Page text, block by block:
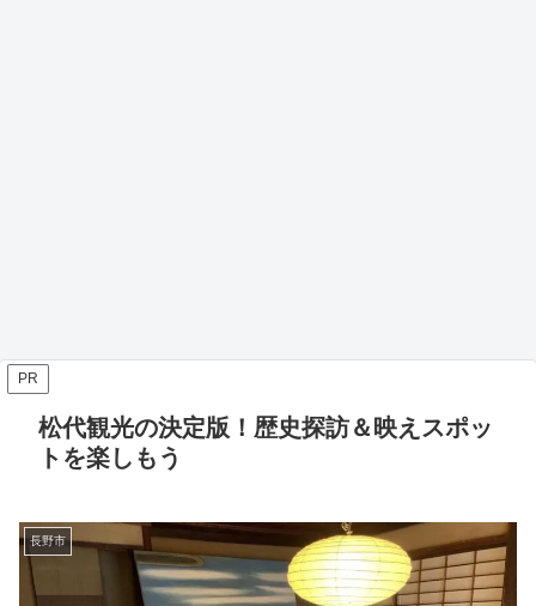
PR
松代観光の決定版！歴史探訪＆映えスポッ
トを楽しもう
長野市